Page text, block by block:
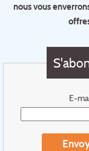
nous vous
E-